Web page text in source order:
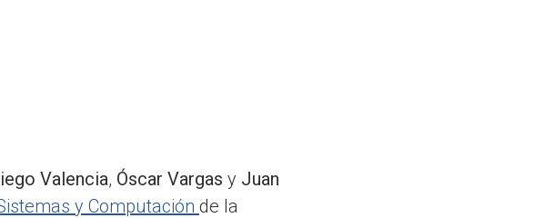
Valencia, Óscar Vargas y Juan
y Computación de la